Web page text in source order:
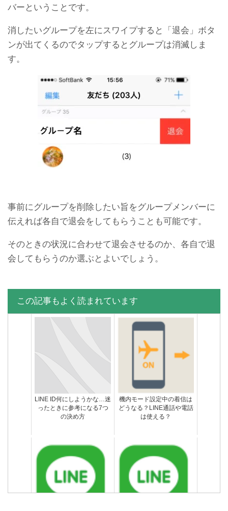
バーということです。
消したいグループを左にスワイプすると「退会」ボタ
ンが出てくるのでタップするとグループは消滅しま
す。
事前にグループを削除したい旨をグループメンバーに
伝えれば各自で退会をしてもらうことも可能です。
そのときの状況に合わせて退会させるのか、各自で退
会してもらうのか選ぶとよいでしょう。
この記事もよく読まれています
LINE ID何にしようかな…迷
ったときに参考になる7つ
の決め方
機内モード設定中の着信は
どうなる？LINE通話や電話
は使える？